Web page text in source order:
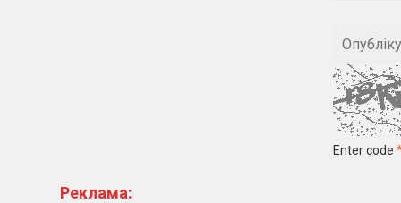
Enter code
Реклама: